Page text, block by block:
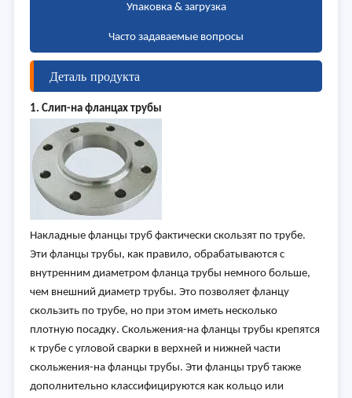
Упаковка & загрузка
Часто задаваемые вопросы
Деталь продукта
1. Слип-на фланцах трубы
Накладные фланцы труб фактически скользят по трубе.
Эти фланцы трубы, как правило, обрабатываются с
внутренним диаметром фланца трубы немного больше,
чем внешний диаметр трубы. Это позволяет фланцу
скользить по трубе, но при этом иметь несколько
плотную посадку. Скольжения-на фланцы трубы крепятся
к трубе с угловой сварки в верхней и нижней части
скольжения-на фланцы трубы. Эти фланцы труб также
дополнительно классифицируются как кольцо или